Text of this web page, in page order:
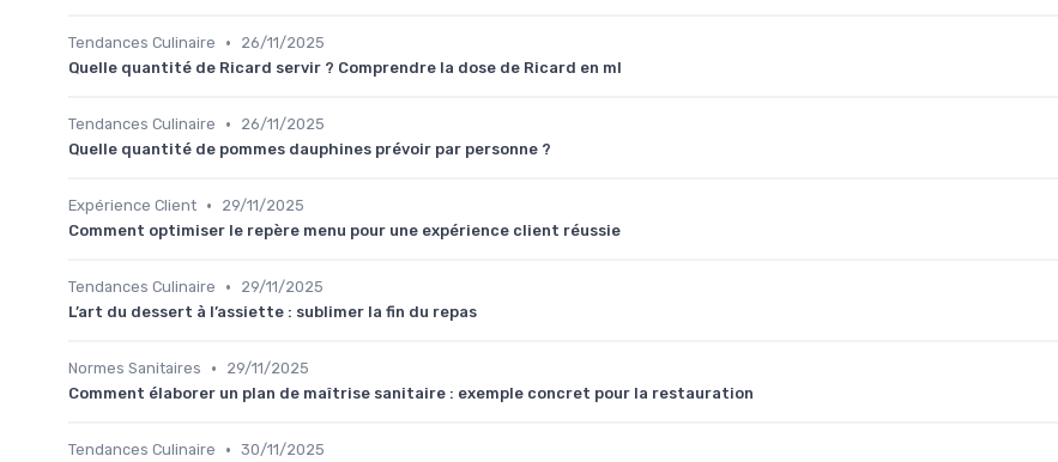
Tendances Culinaire •
26/11/2025
Quelle quantité de Ricard servir ? Comprendre la dose de Ricard en ml
Tendances Culinaire •
26/11/2025
Quelle quantité de pommes dauphines prévoir par personne ?
Expérience Client •
29/11/2025
Comment optimiser le repère menu pour une expérience client réussie
Tendances Culinaire •
29/11/2025
L’art du dessert à l’assiette : sublimer la fin du repas
Normes Sanitaires •
29/11/2025
Comment élaborer un plan de maîtrise sanitaire : exemple concret pour la restauration
Tendances Culinaire • 30/11/2025